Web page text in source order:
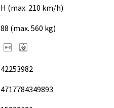
H (max. 210 km/h)
88 (max. 560 kg)
42253982
4717784349893